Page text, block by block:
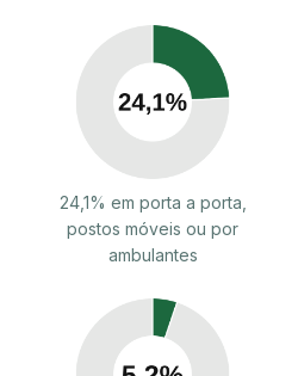
24,1% em porta a porta,
postos móveis ou por
ambulantes